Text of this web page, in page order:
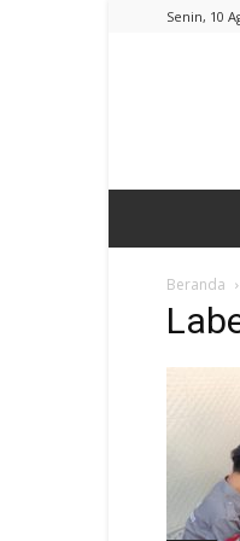
Senin, 10
Beranda